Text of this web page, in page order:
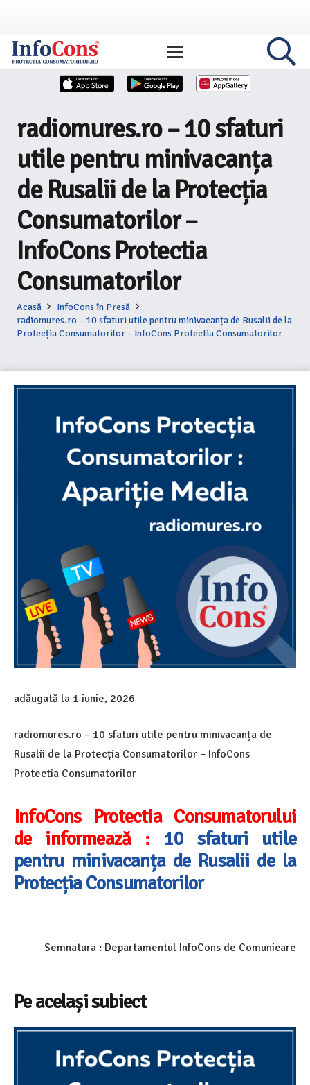
radiomures.ro – 10 sfaturi
utile pentru minivacanța
de Rusalii de la Protecția
Consumatorilor –
InfoCons Protectia
Consumatorilor
Acasă
InfoCons în Presă
radiomures.ro – 10 sfaturi utile pentru minivacanța de Rusalii de la
Protecția Consumatorilor – InfoCons Protectia Consumatorilor
adăugată la 1 iunie, 2026
radiomures.ro – 10 sfaturi utile pentru minivacanța de
Rusalii de la Protecția Consumatorilor – InfoCons
Protectia Consumatorilor
InfoCons Protectia Consumatorului
de informează : 10 sfaturi utile
pentru minivacanța de Rusalii de la
Protecția Consumatorilor
Semnatura : Departamentul InfoCons de Comunicare
Pe același subiect